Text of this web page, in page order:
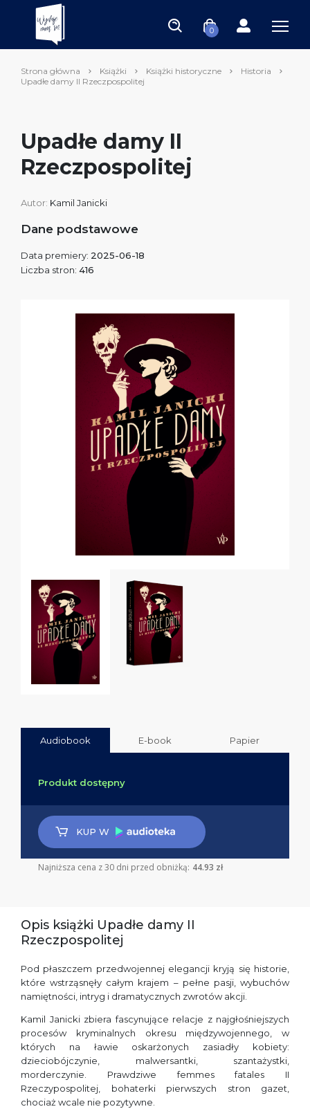
0
Strona główna Książki Książki historyczne
Historia
Upadłe damy II Rzeczpospolitej
Upadłe damy II
Rzeczpospolitej
Autor: Kamil Janicki
Dane podstawowe
Data premiery: 2025-06-18
Liczba stron: 416
Audiobook E-book Papier
Produkt dostępny
KUP W
Najniższa cena z 30 dni przed obniżką: 44.93 zł
Opis książki Upadłe damy II
Rzeczpospolitej
Pod płaszczem przedwojennej elegancji kryją się historie,
które wstrząsnęły całym krajem – pełne pasji, wybuchów
namiętności, intryg i dramatycznych zwrotów akcji.
Kamil Janicki zbiera fascynujące relacje z najgłośniejszych
procesów kryminalnych okresu międzywojennego, w
których na ławie oskarżonych zasiadły kobiety:
dzieciobójczynie, malwersantki, szantażystki,
morderczynie. Prawdziwe femmes fatales II
Rzeczypospolitej, bohaterki pierwszych stron gazet,
chociaż wcale nie pozytywne.